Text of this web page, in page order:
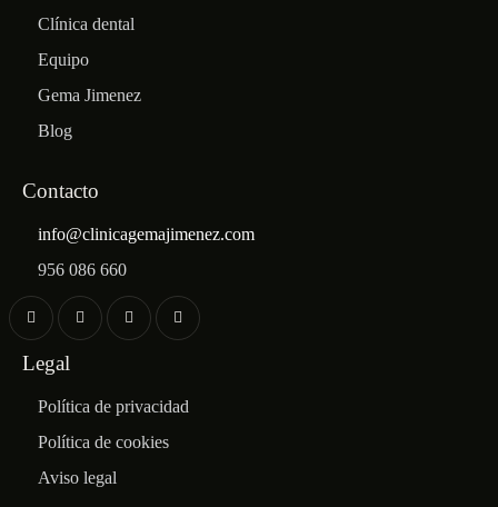
Clínica dental
Equipo
Gema Jimenez
Blog
Contacto
info@clinicagemajimenez.com
956 086 660
Legal
Política de privacidad
Política de cookies
Aviso legal